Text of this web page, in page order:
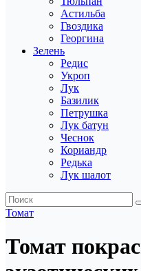
Астильба
Гвоздика
Георгина
Зелень
Редис
Укроп
Лук
Базилик
Петрушка
Лук батун
Чеснок
Кориандр
Редька
Лук шалот
Томат
Томат